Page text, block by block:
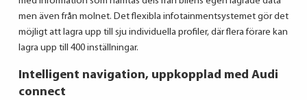
men även från molnet. Det flexibla infotainmentsystemet gör det
möjligt att lagra upp till sju individuella profiler, där flera förare kan
lagra upp till 400 inställningar.
Intelligent navigation, uppkopplad med Audi
connect